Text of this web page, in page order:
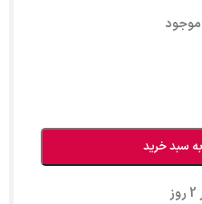
موجود
سبد خرید